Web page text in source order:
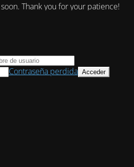
Thank you for your patience!
Contraseña perdida